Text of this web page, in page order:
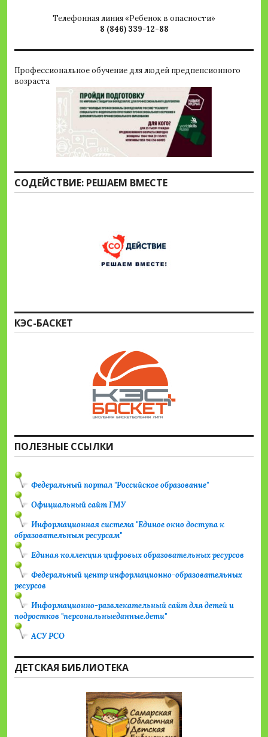
Телефонная линия «Ребенок в опасности»
8 (846) 339-12-88
Профессиональное обучение для людей предпенсионного
возраста
СОДЕЙСТВИЕ: РЕШАЕМ ВМЕСТЕ
КЭС-БАСКЕТ
ПОЛЕЗНЫЕ ССЫЛКИ
Федеральный портал "Российское образование"
Официальный сайт ГМУ
Информационная система "Единое окно доступа к
образовательным ресурсам"
Единая коллекция цифровых образовательных ресурсов
Федеральный центр информационно-образовательных
ресурсов
Информационно-развлекательный сайт для детей и
подростков "персональныеданные.дети"
АСУ РСО
ДЕТСКАЯ БИБЛИОТЕКА